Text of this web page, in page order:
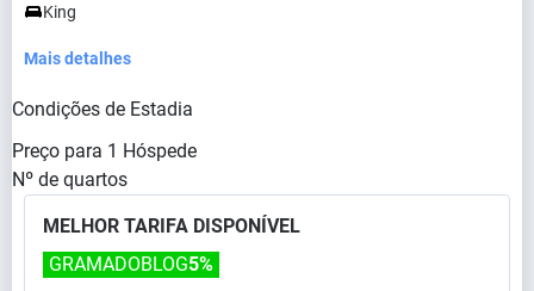
King
Mais detalhes
Condições de Estadia
Preço para 1 Hóspede
Nº de quartos
MELHOR TARIFA DISPONÍVEL
GRAMADOBLOG5%